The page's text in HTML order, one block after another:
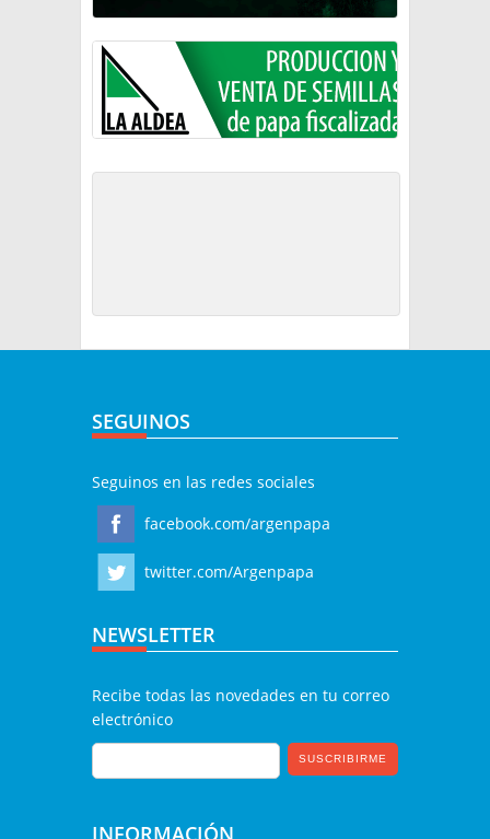
SEGUINOS
Seguinos en las redes sociales
facebook.com/argenpapa
twitter.com/Argenpapa
NEWSLETTER
Recibe todas las novedades en tu correo
electrónico